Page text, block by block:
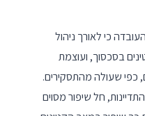
כי לאורך ניהול
בסכסוך, ועוצמת
כפי שעולה מהתסקירים.
חל שיפור מסוים